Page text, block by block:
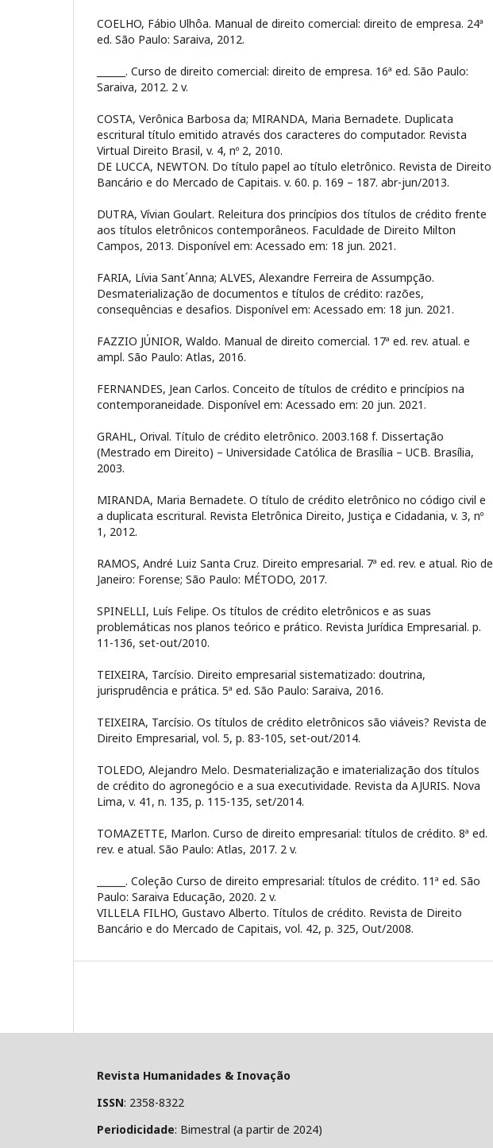
COELHO, Fábio Ulhôa. Manual de direito comercial: direito de empresa. 24ª
ed. São Paulo: Saraiva, 2012.
______. Curso de direito comercial: direito de empresa. 16ª ed. São Paulo:
Saraiva, 2012. 2 v.
COSTA, Verônica Barbosa da; MIRANDA, Maria Bernadete. Duplicata
escritural título emitido através dos caracteres do computador. Revista
Virtual Direito Brasil, v. 4, nº 2, 2010.
DE LUCCA, NEWTON. Do título papel ao título eletrônico. Revista de Direito
Bancário e do Mercado de Capitais. v. 60. p. 169 – 187. abr-jun/2013.
DUTRA, Vívian Goulart. Releitura dos princípios dos títulos de crédito frente
aos títulos eletrônicos contemporâneos. Faculdade de Direito Milton
Campos, 2013. Disponível em: Acessado em: 18 jun. 2021.
FARIA, Lívia Sant´Anna; ALVES, Alexandre Ferreira de Assumpção.
Desmaterialização de documentos e títulos de crédito: razões,
consequências e desafios. Disponível em: Acessado em: 18 jun. 2021.
FAZZIO JÚNIOR, Waldo. Manual de direito comercial. 17ª ed. rev. atual. e
ampl. São Paulo: Atlas, 2016.
FERNANDES, Jean Carlos. Conceito de títulos de crédito e princípios na
contemporaneidade. Disponível em: Acessado em: 20 jun. 2021.
GRAHL, Orival. Título de crédito eletrônico. 2003.168 f. Dissertação
(Mestrado em Direito) – Universidade Católica de Brasília – UCB. Brasília,
2003.
MIRANDA, Maria Bernadete. O título de crédito eletrônico no código civil e
a duplicata escritural. Revista Eletrônica Direito, Justiça e Cidadania, v. 3, nº
1, 2012.
RAMOS, André Luiz Santa Cruz. Direito empresarial. 7ª ed. rev. e atual. Rio de
Janeiro: Forense; São Paulo: MÉTODO, 2017.
SPINELLI, Luís Felipe. Os títulos de crédito eletrônicos e as suas
problemáticas nos planos teórico e prático. Revista Jurídica Empresarial. p.
11-136, set-out/2010.
TEIXEIRA, Tarcísio. Direito empresarial sistematizado: doutrina,
jurisprudência e prática. 5ª ed. São Paulo: Saraiva, 2016.
TEIXEIRA, Tarcísio. Os títulos de crédito eletrônicos são viáveis? Revista de
Direito Empresarial, vol. 5, p. 83-105, set-out/2014.
TOLEDO, Alejandro Melo. Desmaterialização e imaterialização dos títulos
de crédito do agronegócio e a sua executividade. Revista da AJURIS. Nova
Lima, v. 41, n. 135, p. 115-135, set/2014.
TOMAZETTE, Marlon. Curso de direito empresarial: títulos de crédito. 8ª ed.
rev. e atual. São Paulo: Atlas, 2017. 2 v.
______. Coleção Curso de direito empresarial: títulos de crédito. 11ª ed. São
Paulo: Saraiva Educação, 2020. 2 v.
VILLELA FILHO, Gustavo Alberto. Títulos de crédito. Revista de Direito
Bancário e do Mercado de Capitais, vol. 42, p. 325, Out/2008.
Revista Humanidades & Inovação
ISSN: 2358-8322
Periodicidade: Bimestral (a partir de 2024)